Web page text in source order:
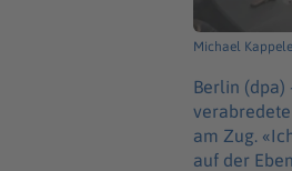
Michael
Berlin (dpa)
am Zug.
auf der